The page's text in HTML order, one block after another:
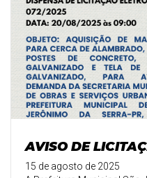
AVISO DE
15 de agosto de 2025